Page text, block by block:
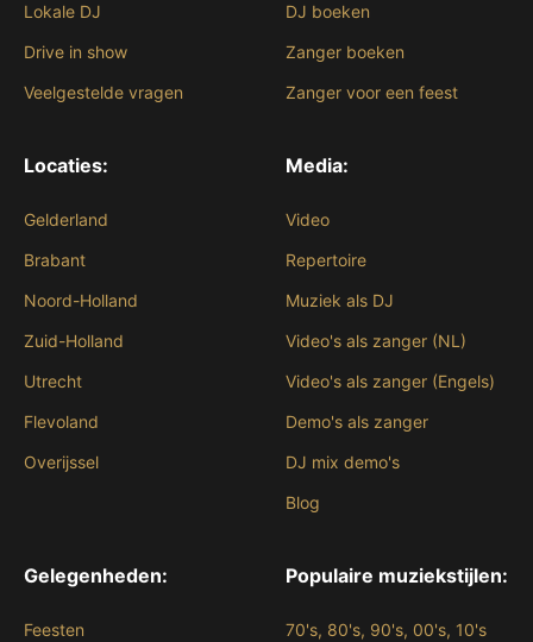
Lokale DJ
Drive in show
Veelgestelde vragen
DJ boeken
Zanger boeken
Zanger voor een feest
Locaties:
Gelderland
Brabant
Noord-Holland
Zuid-Holland
Utrecht
Flevoland
Overijssel
Media:
Video
Repertoire
Muziek als DJ
Video's als zanger (NL)
Video's als zanger (Engels)
Demo's als zanger
DJ mix demo's
Blog
Gelegenheden:
Feesten
Populaire muziekstijlen:
70's, 80's, 90's, 00's, 10's